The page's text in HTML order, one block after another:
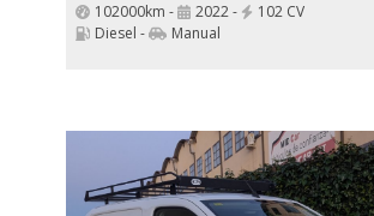
102000km - 2022 -
102 CV
Diesel -
Manual